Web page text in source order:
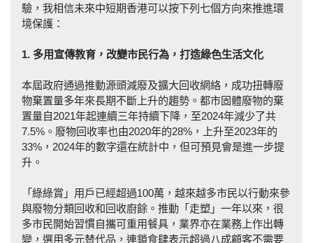
驗，我相信未來中短期香港可以按下列七個方向來推進環
境保護：
1. 多用宣傳教育，改變市民行為，打造綠色生活文化
本屆政府通過推動源頭減廢及擴大回收網絡，成功扭轉廢
物棄置量多年來長期不斷上升的趨勢。都市固體廢物的棄
置量自2021年起連續三年持續下降，至2024年減少了共
7.5%。廢物回收率也由2020年的28%，上升至2023年的
33%，2024年的數字還在統計中，但可預見會是進一步提
升。
「綠綠賞」用戶已經超過100萬，越來越多市民以行動來參
與廢物分類回收和回收廚餘。推動「走塑」一年以來，很
多市民開始習慣自攜可重用餐具，業界亦在業務上作出轉
變，選用多元替代品，連鎖食肆表示超過八成顧客不需要